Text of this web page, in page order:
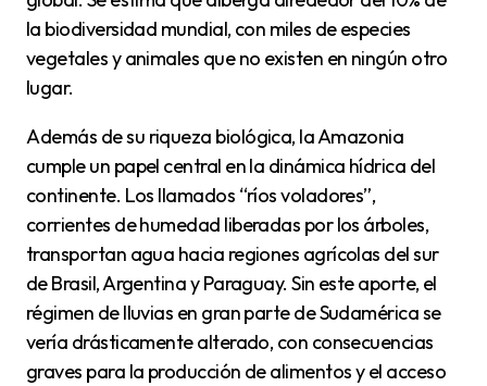
la biodiversidad mundial, con miles de especies
vegetales y animales que no existen en ningún otro
lugar.
Además de su riqueza biológica, la Amazonia
cumple un papel central en la dinámica hídrica del
continente. Los llamados “ríos voladores”,
corrientes de humedad liberadas por los árboles,
transportan agua hacia regiones agrícolas del sur
de Brasil, Argentina y Paraguay. Sin este aporte, el
régimen de lluvias en gran parte de Sudamérica se
vería drásticamente alterado, con consecuencias
graves para la producción de alimentos y el acceso